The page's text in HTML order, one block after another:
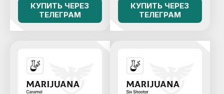
КУПИТЬ ЧЕРЕЗ
ТЕЛЕГРАМ
КУПИТЬ ЧЕРЕЗ
ТЕЛЕГРАМ